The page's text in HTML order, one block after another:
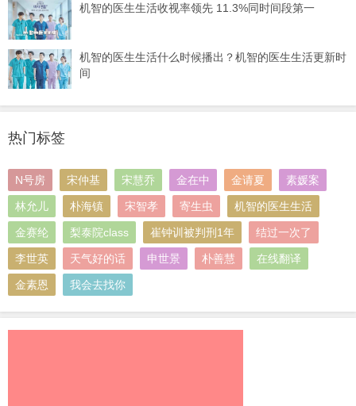
机智的医生生活收视率领先 11.3%同时间段第一
机智的医生生活什么时候播出？机智的医生生活更新时
间
热门标签
N号房 宋仲基 宋慧乔 金在中 金请夏 素媛案
林允儿 朴海镇 宋智孝 寄生虫 机智的医生生活
金赛纶 梨泰院class 崔钟训被判刑1年 结过一次了
李世英 天气好的话 申世景 朴善慧 在线翻译
金素恩 我会去找你